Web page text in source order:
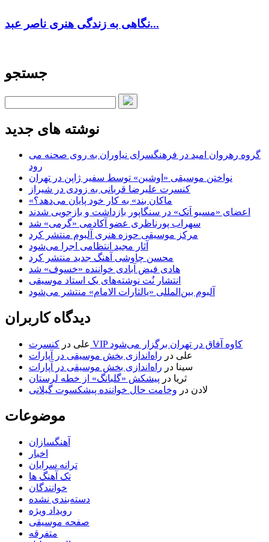
نگاهی به زندگی هنری ناصر عبد...
جستجو
نوشته های جدید
گروه رهروان امید در فرهنگسرای نیاوران به روی صحنه می
رود
نواختن موسیقی «اوشین» توسط سفیر ژاپن در تهران
کنسرت علیرضا قربانی به زودی در شیراز
«ماکان بند» به کار خود پایان می‌دهد؟
اعضای «مسیو اَتک» در سنگاپور بازداشت و بازجویی شدند
سهراب پورناظری عضو آکادمی «گرمی» شد
مرکز موسیقی حوزه هنری آلبوم منتشر کرد
آثار مجید انتظامی اجرا می‌شود
محسن چاوشی آهنگ جدید منتشر کرد
هادی فیض آبادی خواننده «خسوف» شد
انتشار نُت نوشته‌های یک استاد موسیقی
آلبوم بین‌المللی «یالثارات الامام» منتشر می‌شود
دیدگاه کاربران
علی در
کنسرت VIP کاوه آفاق در تهران برگزار می‌شود
علی در راه‌اندازی بخش موسیقی در آپارات
سینا در راه‌اندازی بخش موسیقی در آپارات
ثریا در پیشکش «گلبانگ» از خطه لرستان
لادن در وخامت حال خواننده پیشکسوت گیلانی
موضوعات
آهنگسازان
اخبار
ترانه سرایان
تک آهنگ ها
خوانندگان
دسته‌بندی نشده
رویداد ویژه
صفحه موسیقی
متفرقه